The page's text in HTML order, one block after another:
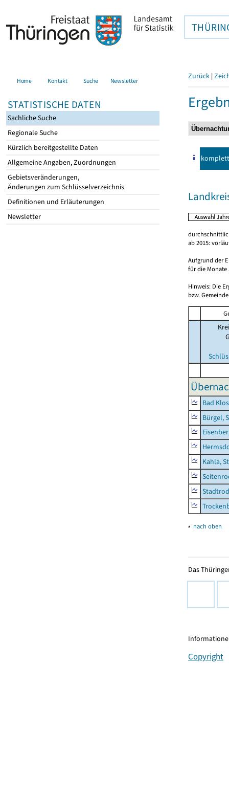
Home Kontakt Suche Newsletter
STATISTISCHE DATEN
Sachliche Suche
Regionale Suche
Kürzlich bereitgestellte Daten
Allgemeine Angaben, Zuordnungen
Gebietsveränderungen,
Änderungen zum Schlüsselverzeichnis
Definitionen und Erläuterungen
Newsletter
Zurück |
komplett
ab 2015:
Aufgrund der
für die Monate
Hinweis: Die
bzw.
Bad
Bürgel,
Kahla,
▴ nach oben
Das
Copyright